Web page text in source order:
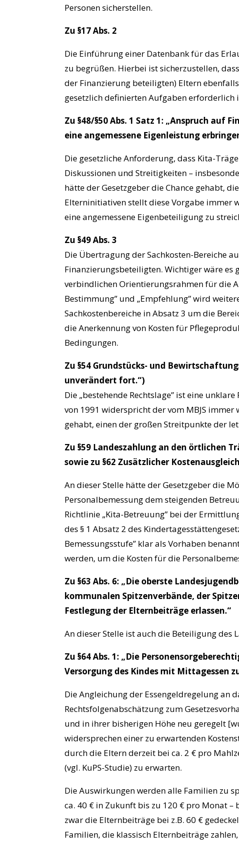
Personen sicherstellen.
Zu §17 Abs. 2
Die Einführung einer Datenbank für das
zu begrüßen. Hierbei ist sicherzustellen,
der Finanzierung beteiligten) Eltern
gesetzlich definierten Aufgaben erforderlich
Zu §48/§50 Abs. 1 Satz 1: „Anspruch
eine angemessene Eigenleistung
Die gesetzliche Anforderung, dass Kita-
Diskussionen und Streitigkeiten –
hätte der Gesetzgeber die Chance gehabt,
Elterninitiativen stellt diese Vorgabe immer
eine angemessene Eigenbeteiligung zu
Zu §49 Abs. 3
Die Übertragung der Sachkosten-Bereiche
Finanzierungsbeteiligten. Wichtiger wäre es
verbindlichen Orientierungsrahmen für die
Bestimmung” und „Empfehlung” wird
Sachkostenbereiche in Absatz 3 um die
die Anerkennung von Kosten für
Bedingungen.
Zu §54 Grundstücks- und
unverändert fort.“)
Die „bestehende Rechtslage” ist eine
von 1991 widerspricht der vom MBJS immer
gehabt, einen der großen Streitpunkte der
Zu §59 Landeszahlung an den örtlichen
sowie zu §62 Zusätzlicher
An dieser Stelle hätte der Gesetzgeber die
Personalbemessung dem steigenden
Richtlinie „Kita-Betreuung” bei der
des § 1 Absatz 2 des
Bemessungsstufe” klar als Vorhaben
werden, um die Kosten für die
Zu §63 Abs. 6: „Die oberste
kommunalen Spitzenverbände, der
Festlegung der Elternbeiträge erlassen.“
An dieser Stelle ist auch die Beteiligung
Zu §64 Abs. 1: „Die
Versorgung des Kindes mit Mittagessen
Die Angleichung der Essengeldregelung an
Rechtsfolgenabschätzung zum
und in ihrer bisherigen Höhe neu geregelt
widersprechen einer zu erwartenden
durch die Eltern derzeit bei ca. 2 € pro
(vgl. KuPS-Studie) zu erwarten.
Die Auswirkungen werden alle Familien zu
ca. 40 € in Zukunft bis zu 120 € pro Monat
zwar die Elternbeiträge bei z.B. 60 €
Familien, die klassisch Elternbeiträge